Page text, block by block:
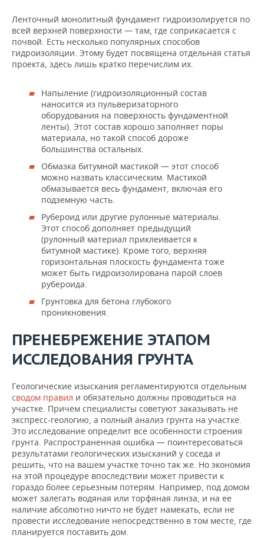
ХОККЕЙ С МЯЧОМ
ПРОИСШЕСТВИЯ
Ленточный монолитный фундамент гидроизолируется по
всей верхней поверхности — там, где соприкасается с
почвой. Есть несколько популярных способов
гидроизоляции. Этому будет посвящена отдельная статья
проекта, здесь лишь кратко перечислим их.
Напыление (гидроизоляционный состав
наносится из пульверизаторного
оборудования на поверхность фундаментной
ленты). Этот состав хорошо заполняет поры
материала, но такой способ дороже
большинства остальных.
Обмазка битумной мастикой — этот способ
можно назвать классическим. Мастикой
обмазывается весь фундамент, включая его
подземную часть.
Рубероид или другие рулонные материалы.
Этот способ дополняет предыдущий
(рулонный материал приклеивается к
битумной мастике). Кроме того, верхняя
горизонтальная плоскость фундамента тоже
может быть гидроизолирована парой слоев
рубероида.
Грунтовка для бетона глубокого
проникновения.
ПРЕНЕБРЕЖЕНИЕ ЭТАПОМ
ИССЛЕДОВАНИЯ ГРУНТА
Геологические изыскания регламентируются отдельным
сводом правил и обязательно должны проводиться на
участке. Причем специалисты советуют заказывать не
экспресс-геологию, а полный анализ грунта на участке.
Это исследование определит все особенности строения
грунта. Распространенная ошибка — поинтересоваться
результатами геологических изысканий у соседа и
решить, что на вашем участке точно так же. Но экономия
на этой процедуре впоследствии может привести к
гораздо более серьезным потерям. Например, под домом
может залегать водяная или торфяная линза, и на ее
наличие абсолютно ничто не будет намекать, если не
провести исследование непосредственно в том месте, где
планируется поставить дом.